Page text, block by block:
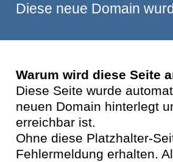
Diese neue Domain
Warum wird diese Seite
Diese Seite wurde
neuen Domain hinterlegt
erreichbar ist.
Ohne diese Platzhalter-
Fehlermeldung erhalten.